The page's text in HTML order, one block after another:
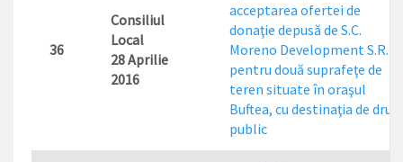
36
Consiliul
Local
28 Aprilie
2016
acceptarea ofertei de
donaţie depusă de S.C.
Moreno Development S.R.L,
pentru două suprafeţe de
teren situate în oraşul
Buftea, cu destinaţia de
public